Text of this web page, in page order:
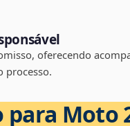
oferecendo
processo.
para Moto